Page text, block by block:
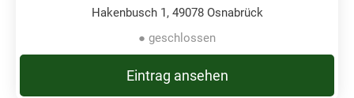
Hakenbusch 1, 49078 Osnabrück
● geschlossen
Eintrag ansehen